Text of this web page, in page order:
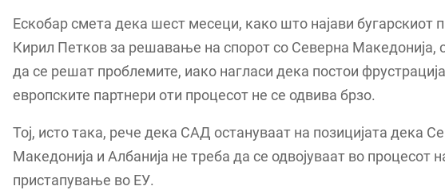
Ескобар смета дека шест месеци, како што најави бугарскиот
Кирил Петков за решавање на спорот со Северна Македонија,
да се решат проблемите, иако нагласи дека постои
европските партнери оти процесот не се одвива брзо.
Тој, исто така, рече дека САД остануваат на позицијата дека
Македонија и Албанија не треба да се одвојуваат во процесот
пристапување во ЕУ.